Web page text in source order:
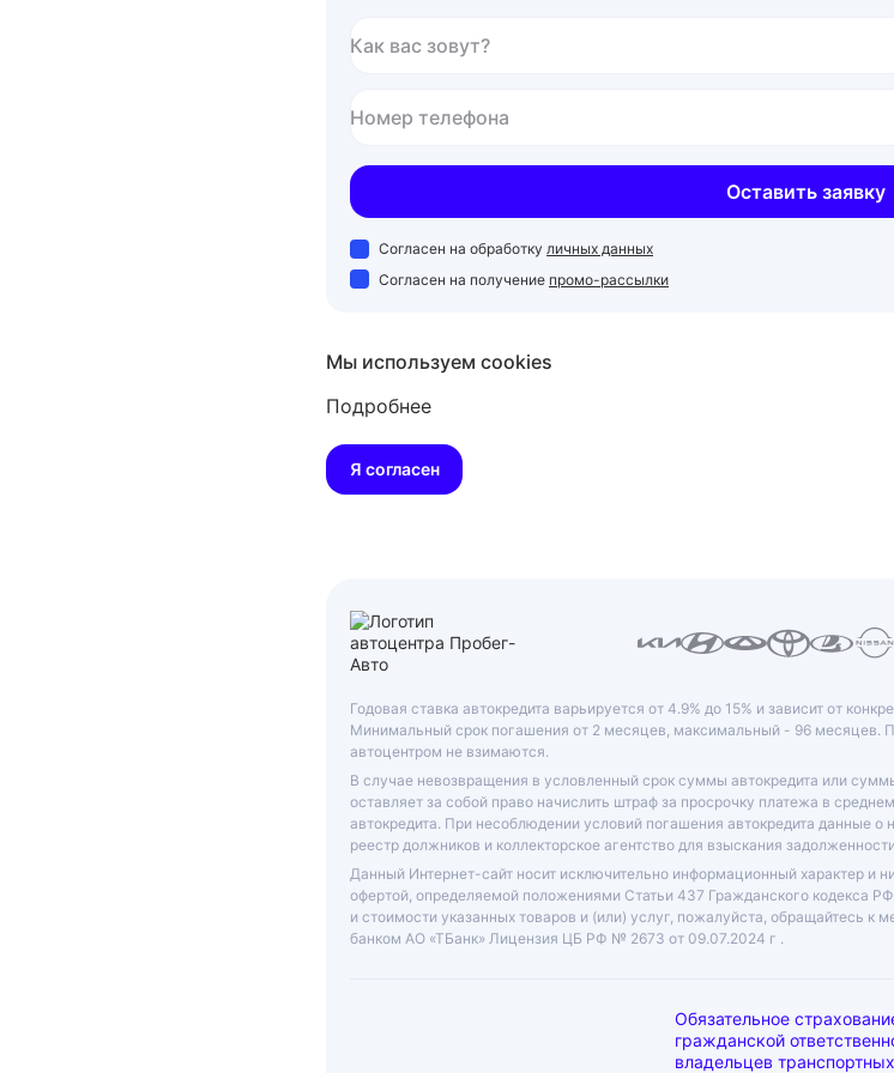
Как вас зовут?
Номер телефона
Оставить заявку
Согласен на обработку личных данных
Согласен на получение промо-рассылки
Мы используем cookies
Подробнее
Я согласен
Годовая ставка автокредита варьируется от 4.9% до 15% и зависит от
Минимальный срок погашения от 2 месяцев, максимальный - 96 месяцев.
автоцентром не взимаются.
В случае невозвращения в условленный срок суммы автокредита или
оставляет за собой право начислить штраф за просрочку платежа в
автокредита. При несоблюдении условий погашения автокредита данные
реестр должников и коллекторское агентство для взыскания
Данный Интернет-сайт носит исключительно информационный характер и
офертой, определяемой положениями Статьи 437 Гражданского кодекса
и стоимости указанных товаров и (или) услуг, пожалуйста, обращайтесь к
банком АО «ТБанк» Лицензия ЦБ РФ № 2673 от 09.07.2024 г .
Обязательное
гражданской
владельцев транспортных